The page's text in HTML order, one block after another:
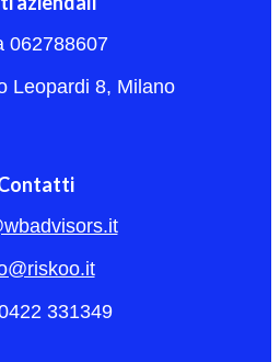
062788607
Leopardi 8, Milano
331349